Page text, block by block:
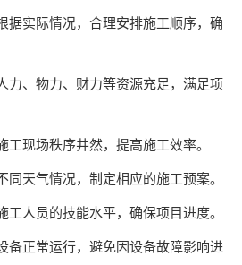
据实际情况，合理安排施工顺序，确
力、物力、财力等资源充足，满足项
工现场秩序井然，提高施工效率。
同天气情况，制定相应的施工预案。
工人员的技能水平，确保项目进度。
备正常运行，避免因设备故障影响进